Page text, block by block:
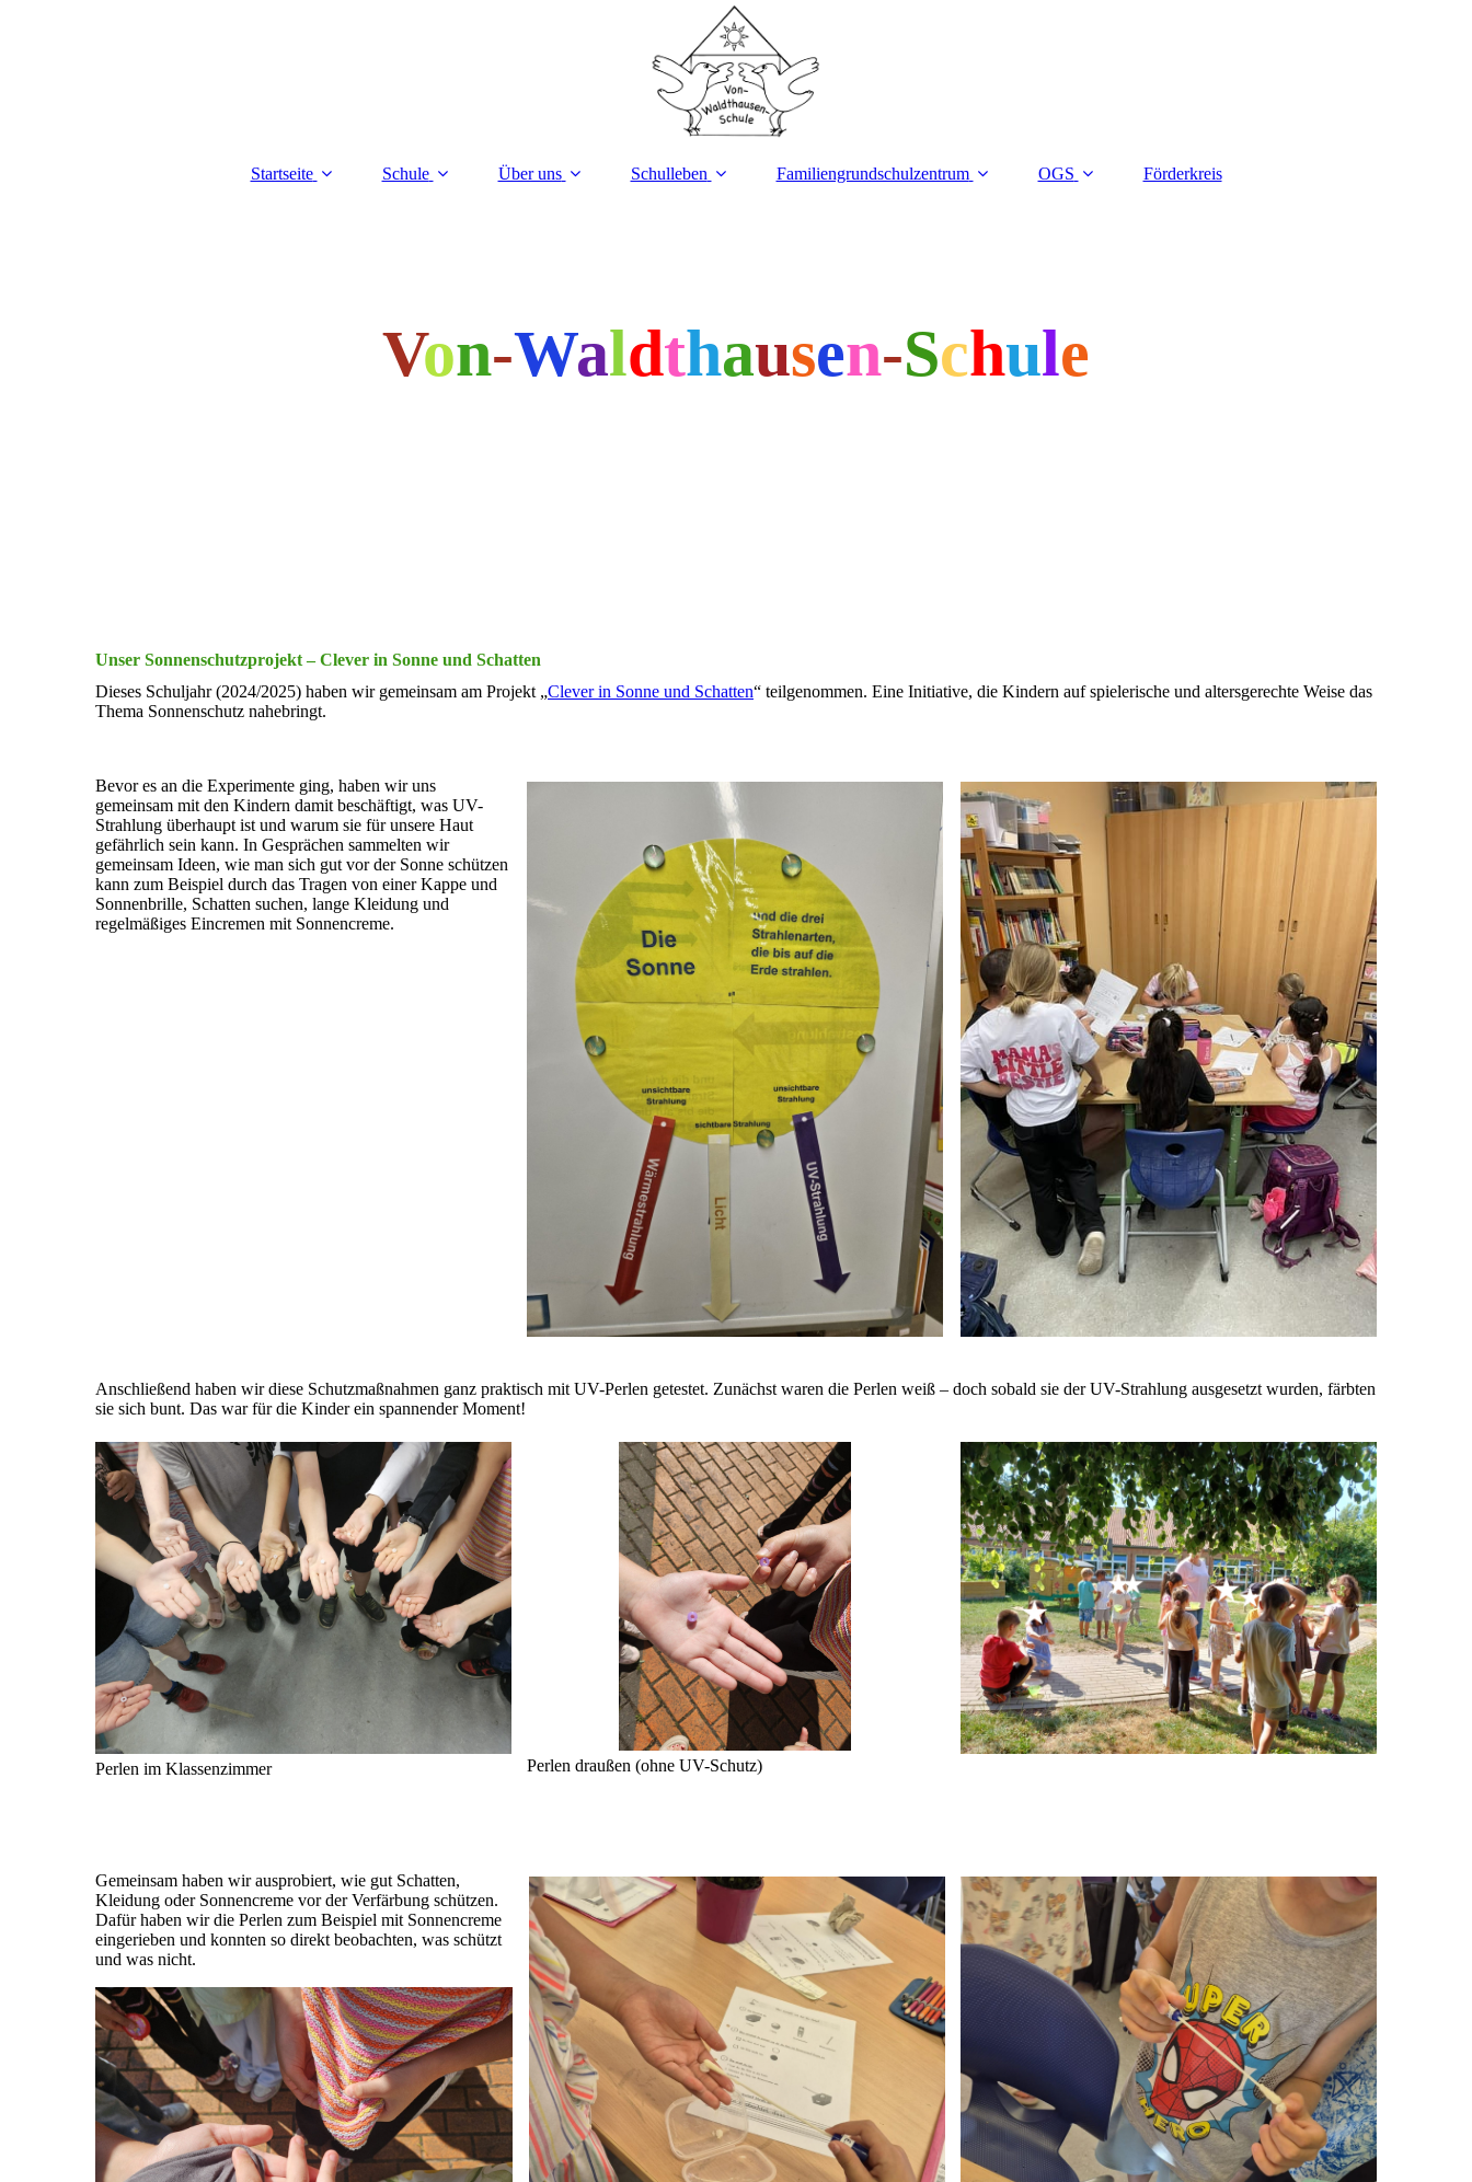
Startseite Schule Über uns Schulleben Familiengrundschulzentrum OGS Förderkreis
Von-Waldthausen-Schule
Unser Sonnenschutzprojekt – Clever in Sonne und Schatten
Dieses Schuljahr (2024/2025) haben wir gemeinsam am Projekt „Clever in Sonne und Schatten“ teilgenommen. Eine Initiative, die Kindern auf spielerische und altersgerechte Weise das
Thema Sonnenschutz nahebringt.
Bevor es an die Experimente ging, haben wir uns
gemeinsam mit den Kindern damit beschäftigt, was UV-
Strahlung überhaupt ist und warum sie für unsere Haut
gefährlich sein kann. In Gesprächen sammelten wir
gemeinsam Ideen, wie man sich gut vor der Sonne schützen
kann zum Beispiel durch das Tragen von einer Kappe und
Sonnenbrille, Schatten suchen, lange Kleidung und
regelmäßiges Eincremen mit Sonnencreme.
Anschließend haben wir diese Schutzmaßnahmen ganz praktisch mit UV-Perlen getestet. Zunächst waren die Perlen weiß – doch sobald sie der UV-Strahlung ausgesetzt wurden, färbten
sie sich bunt. Das war für die Kinder ein spannender Moment!
Perlen im Klassenzimmer Perlen draußen (ohne UV-Schutz)
Gemeinsam haben wir ausprobiert, wie gut Schatten,
Kleidung oder Sonnencreme vor der Verfärbung schützen.
Dafür haben wir die Perlen zum Beispiel mit Sonnencreme
eingerieben und konnten so direkt beobachten, was schützt
und was nicht.